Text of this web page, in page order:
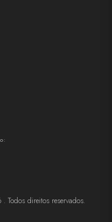
Todos direitos reservados.